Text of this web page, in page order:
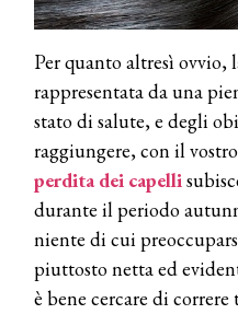
Per quanto altresì ovvio,
rappresentata da una
stato di salute, e degli
raggiungere, con il
perdita dei capelli
durante il periodo
niente di cui
piuttosto netta ed
è bene cercare di
DYSON
Dyson presenta la
pervinca e rosé per
COTRIL
Continua la carrellata
Cotril alla Festa del
TONI&GUY
A Natale regala una
TONI&GUY “Feel